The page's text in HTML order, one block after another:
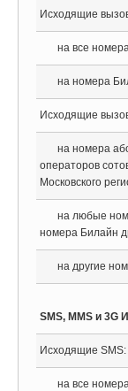
Исходящие
на все
на номера
Исходящие
на номера
операторов
Московского
на любые
номера Билайн
на другие
SMS, MMS и 3G
Исходящие SMS:
на все